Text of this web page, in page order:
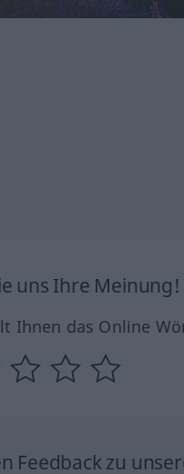
uns Ihre Meinung!
Ihnen das Online
Feedback zu